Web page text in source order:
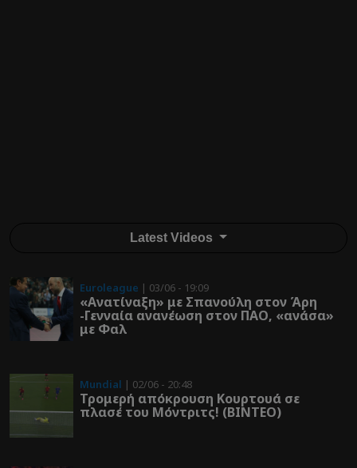
Latest Videos
Euroleague | 03/06 - 19:09
«Ανατίναξη» με Σπανούλη στον Άρη
-Γενναία ανανέωση στον ΠΑΟ, «ανάσα»
με Φαλ
Mundial | 02/06 - 20:48
Τρομερή απόκρουση Κουρτουά σε
πλασέ του Μόντριτς! (ΒΙΝΤΕΟ)